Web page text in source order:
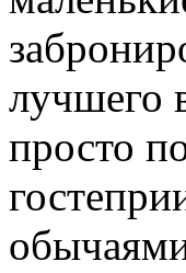
лучшего
просто